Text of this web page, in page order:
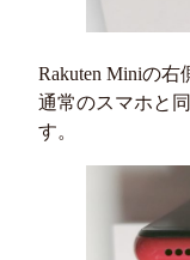
Rakuten Miniの右
通常のスマホと
す。